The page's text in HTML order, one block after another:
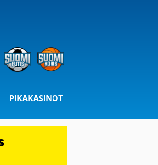
PIKAKASINOT